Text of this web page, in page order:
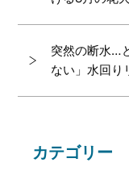
突然の断水…
ない」水回り
カテゴリー